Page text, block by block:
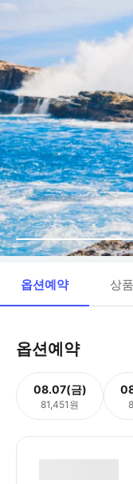
옵션예약 상
옵션예약
08.07(금)
81,451원